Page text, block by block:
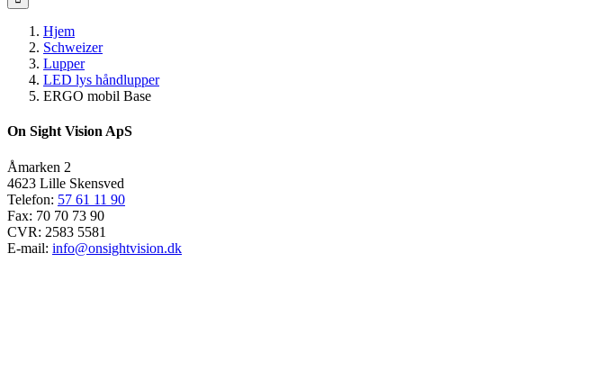
Hjem
Schweizer
Lupper
LED lys håndlupper
ERGO mobil Base
On Sight Vision ApS
Åmarken 2
4623 Lille Skensved
Telefon: 57 61 11 90
Fax: 70 70 73 90
CVR: 2583 5581
E-mail: info@onsightvision.dk